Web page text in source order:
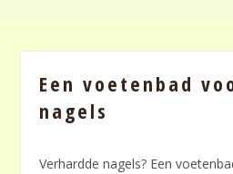
Een voetenbad
nagels
Verhardde nagels? Een